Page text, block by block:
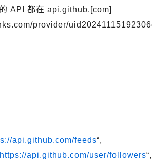
API 都在 api.github.[com]
provider/
api.github.com/feeds“,
https://api.github.com/user/followers“,